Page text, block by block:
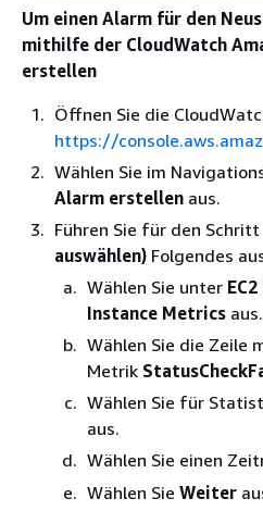
Um einen Alarm für den
mithilfe der CloudWatch
erstellen
Öffnen Sie die
https://
Wählen Sie im
Alarm erstellen aus.
Führen Sie für den Schritt
auswählen) Folgendes
Wählen Sie unter
Instance Metrics aus.
Wählen Sie die Zeile
Metrik
Wählen Sie für
aus.
Wählen Sie einen
Wählen Sie Weiter